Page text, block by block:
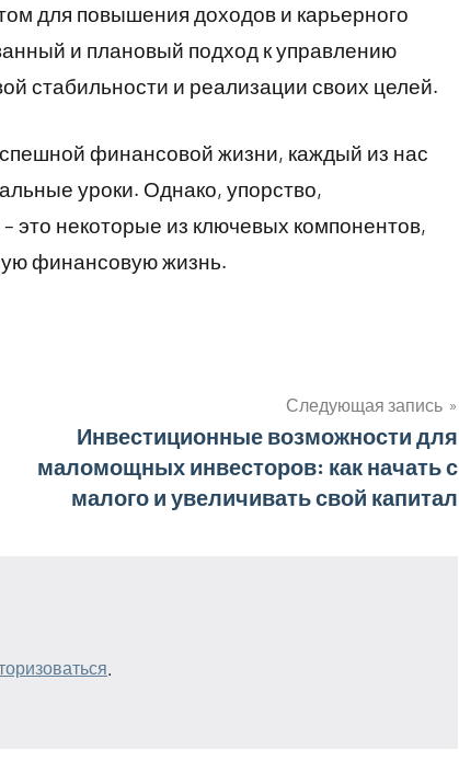
для повышения доходов и карьерного
и плановый подход к управлению
стабильности и реализации своих целей.
финансовой жизни, каждый из нас
уроки. Однако, упорство,
это некоторые из ключевых компонентов,
финансовую жизнь.
Следующая запись
Инвестиционные возможности для
маломощных инвесторов: как начать с
малого и увеличивать свой капитал